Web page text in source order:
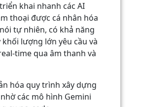
khai nhanh các AI
thoại được cá nhân hóa
tự nhiên, có khả năng
khối lượng lớn yêu cầu và
time qua âm thanh và
hóa quy trình xây dựng
các mô hình Gemini